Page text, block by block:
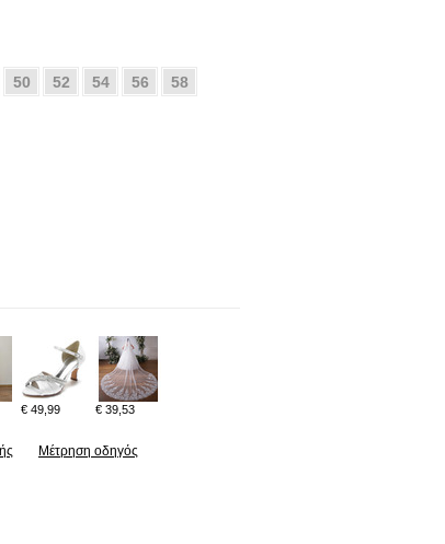
50 52 54 56 58
€ 49,99 € 39,53
Μέτρηση οδηγός